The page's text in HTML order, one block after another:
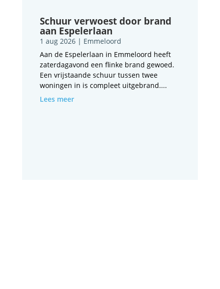
Schuur verwoest door brand
aan Espelerlaan
1 aug 2026| Emmeloord
Aan de Espelerlaan in Emmeloord heeft
zaterdagavond een flinke brand gewoed.
Een vrijstaande schuur tussen twee
woningen in is compleet uitgebrand....
Lees meer